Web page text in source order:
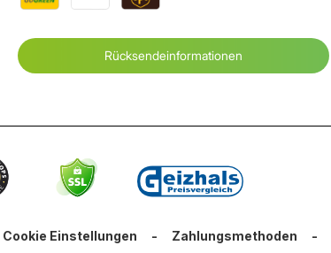
Rücksendeinformationen
Cookie Einstellungen - Zahlungsmethoden -